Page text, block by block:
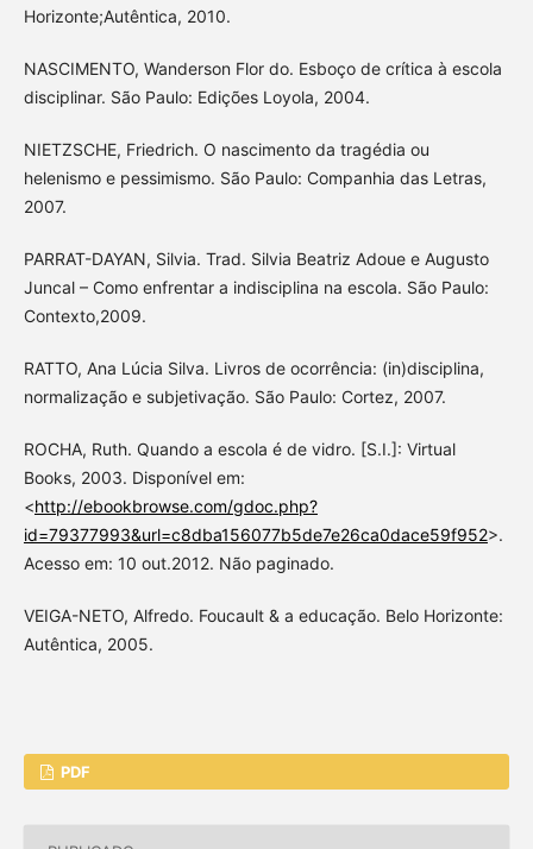
Horizonte;Autêntica, 2010.
NASCIMENTO, Wanderson Flor do. Esboço de crítica à escola
disciplinar. São Paulo: Edições Loyola, 2004.
NIETZSCHE, Friedrich. O nascimento da tragédia ou
helenismo e pessimismo. São Paulo: Companhia das Letras,
2007.
PARRAT-DAYAN, Silvia. Trad. Silvia Beatriz Adoue e Augusto
Juncal – Como enfrentar a indisciplina na escola. São Paulo:
Contexto,2009.
RATTO, Ana Lúcia Silva. Livros de ocorrência: (in)disciplina,
normalização e subjetivação. São Paulo: Cortez, 2007.
ROCHA, Ruth. Quando a escola é de vidro. [S.I.]: Virtual
Books, 2003. Disponível em:
<http://ebookbrowse.com/gdoc.php?
id=79377993&url=c8dba156077b5de7e26ca0dace59f952>.
Acesso em: 10 out.2012. Não paginado.
VEIGA-NETO, Alfredo. Foucault & a educação. Belo Horizonte:
Autêntica, 2005.
PDF